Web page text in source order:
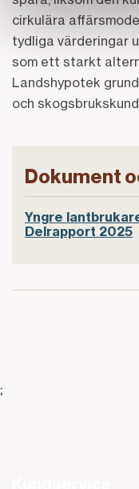
cirkulära
tydliga värderingar
som ett starkt
Landshypotek
och
Dokument
Yngre
Delrapport 2025
;